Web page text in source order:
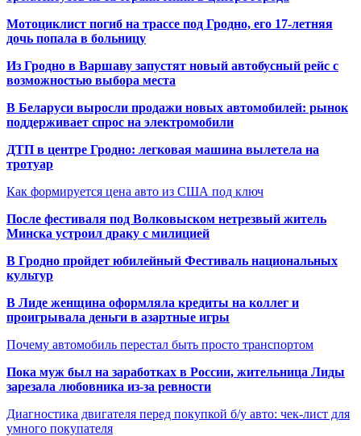
Мотоциклист погиб на трассе под Гродно, его 17-летняя
дочь попала в больницу
Из Гродно в Варшаву запустят новый автобусный рейс с
возможностью выбора места
В Беларуси выросли продажи новых автомобилей: рынок
поддерживает спрос на электромобили
ДТП в центре Гродно: легковая машина вылетела на
тротуар
Как формируется цена авто из США под ключ
После фестиваля под Волковыском нетрезвый житель
Минска устроил драку с милицией
В Гродно пройдет юбилейный Фестиваль национальных
культур
В Лиде женщина оформляла кредиты на коллег и
проигрывала деньги в азартные игры
Почему автомобиль перестал быть просто транспортом
Пока муж был на заработках в России, жительница Лиды
зарезала любовника из-за ревности
Диагностика двигателя перед покупкой б/у авто: чек-лист для
умного покупателя